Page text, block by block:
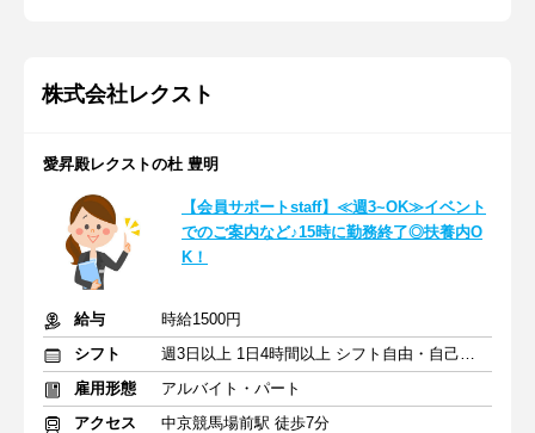
株式会社レクスト
愛昇殿レクストの杜 豊明
【会員サポートstaff】≪週3~OK≫イベント
でのご案内など♪15時に勤務終了◎扶養内O
K！
給与
時給1500円
シフト
週3日以上 1日4時間以上 シフト自由・自己申告
雇用形態
アルバイト・パート
アクセス
中京競馬場前駅 徒歩7分